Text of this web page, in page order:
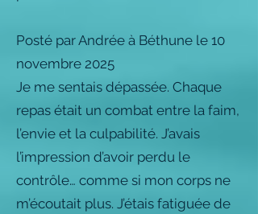
Posté par Andrée à Béthune le 10
novembre 2025
Je me sentais dépassée. Chaque
repas était un combat entre la faim,
l’envie et la culpabilité. J’avais
l’impression d’avoir perdu le
contrôle… comme si mon corps ne
m’écoutait plus. J’étais fatiguée de